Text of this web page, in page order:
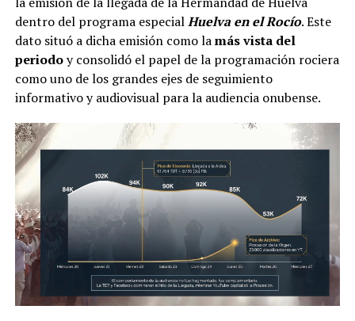
dentro del programa especialHuelva en el Rocío. Este
dato situó a dicha emisión como lamás vista del
periodoy consolidó el papel de la programación rociera
como uno de los grandes ejes de seguimiento
informativo y audiovisual para la audiencia onubense.